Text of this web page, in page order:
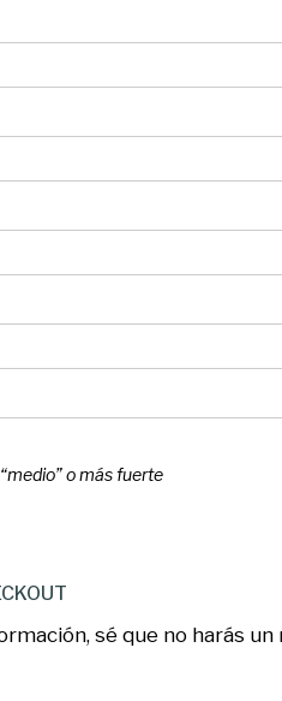
o más fuerte
sé que no harás un